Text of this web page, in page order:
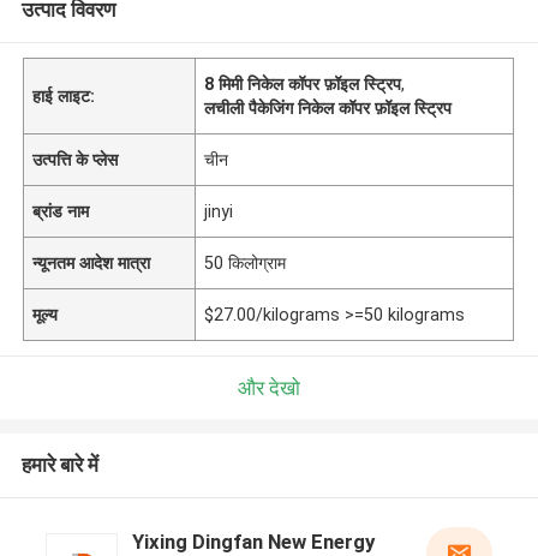
उत्पाद विवरण
हाई लाइट:
8 मिमी निकेल कॉपर फ़ॉइल स्ट्रिप,
लचीली पैकेजिंग निकेल कॉपर फ़ॉइल स्ट्रिप
उत्पत्ति के प्लेस चीन
ब्रांड नाम jinyi
न्यूनतम आदेश मात्रा 50 किलोग्राम
मूल्य $27.00/kilograms >=50 kilograms
और देखो
हमारे बारे में
Yixing Dingfan New Energy